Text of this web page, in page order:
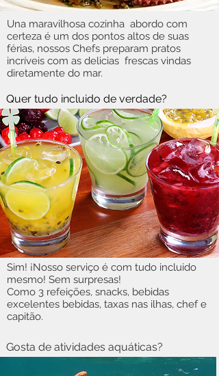
Una maravilhosa cozinha abordo com
certeza é um dos pontos altos de suas
férias, nossos Chefs preparam pratos
incríveis com as delicias frescas vindas
diretamente do mar.
Quer tudo incluido de verdade?
Sim! ¡Nosso serviço é com tudo incluido
mesmo! Sem surpresas!
Como 3 refeições, snacks, bebidas
excelentes bebidas, taxas nas ilhas, chef e
capitão.
Gosta de atividades aquáticas?